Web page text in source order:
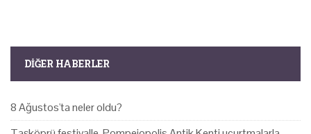
DIĞER HABERLER
8 Ağustos'ta neler oldu?